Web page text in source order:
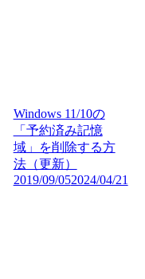
Windows 11/10の
「予約済み記憶
域」を削除する方
法（更新）
2019/09/052024/04/21